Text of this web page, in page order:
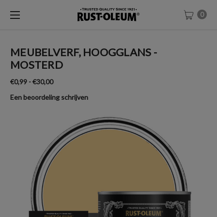
0
MEUBELVERF, HOOGGLANS -
MOSTERD
€0,99 - €30,00
Een beoordeling schrijven